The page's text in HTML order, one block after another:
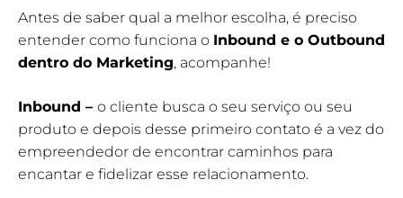
Antes de saber qual a melhor escolha, é preciso
entender como funciona o Inbound e o Outbound
dentro do Marketing, acompanhe!
Inbound – o cliente busca o seu serviço ou seu
produto e depois desse primeiro contato é a vez do
empreendedor de encontrar caminhos para
encantar e fidelizar esse relacionamento.